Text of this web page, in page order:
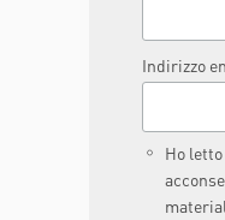
Indirizzo
Ho